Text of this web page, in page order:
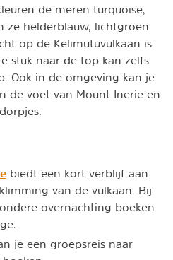
de meren turquoise,
ze helderblauw, lichtgroen
op de Kelimutuvulkaan is
stuk naar de top kan zelfs
Ook in de omgeving kan je
de voet van Mount Inerie en
biedt een kort verblijf aan
van de vulkaan. Bij
overnachting boeken
je een groepsreis naar